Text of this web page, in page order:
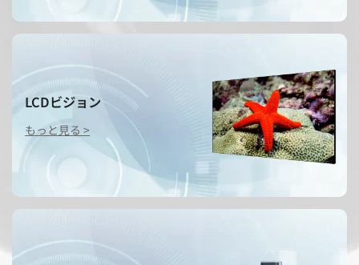
LCDビジョン
もっと見る >